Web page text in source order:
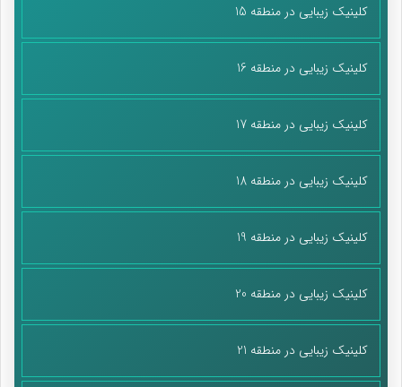
کلینیک زیبایی در منطقه 15
کلینیک زیبایی در منطقه 16
کلینیک زیبایی در منطقه 17
کلینیک زیبایی در منطقه 18
کلینیک زیبایی در منطقه 19
کلینیک زیبایی در منطقه 20
کلینیک زیبایی در منطقه 21